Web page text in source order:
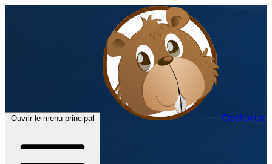
Ouvrir le menu principal Castorus